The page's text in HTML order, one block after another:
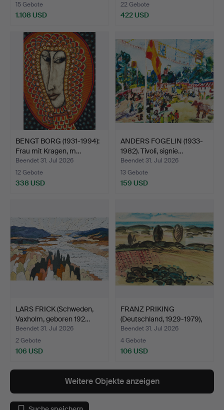
15 Gebote
1.108 USD
22 Gebote
422 USD
BENGT BORG (1931-1994):
Frau mit Kragen, m…
Beendet 31. Jul 2026
12 Gebote
338 USD
ANDERS FOGELIN (1933-
1982). Tivoli, signie…
Beendet 31. Jul 2026
13 Gebote
159 USD
LARS FRICK (Schweden,
Vaxholm, geboren 192…
Beendet 31. Jul 2026
2 Gebote
106 USD
FRANZ PRIKING
(Deutschland, 1929-1979),
Pa…
Beendet 31. Jul 2026
4 Gebote
106 USD
Weitere Objekte anzeigen